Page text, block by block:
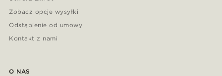
Zobacz opcje wysyłki
Odstąpienie od umowy
Kontakt z nami
O NAS